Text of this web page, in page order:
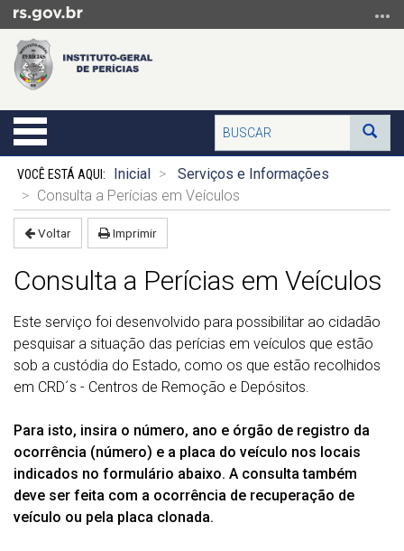
para
conteúdo
para
menu
para
busca
Alterna
a
navegação
Buscar
Início
conteúdo
Inicial
Serviços e Informações
Consulta a Perícias em Veículos
Voltar Imprimir
Consulta a Perícias em Veículos
Este serviço foi desenvolvido para possibilitar ao cidadão
pesquisar a situação das perícias em veículos que estão
sob a custódia do Estado, como os que estão recolhidos
em CRD´s - Centros de Remoção e Depósitos.
Para isto, insira o número, ano e órgão de registro da
ocorrência (número) e a placa do veículo nos locais
indicados no formulário abaixo. A consulta também
deve ser feita com a ocorrência de recuperação de
veículo ou pela placa clonada.